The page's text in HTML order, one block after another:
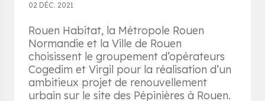
02 DÉC. 2021
Rouen Habitat, la Métropole Rouen
Normandie et la Ville de Rouen
choisissent le groupement d’opérateurs
Cogedim et Virgil pour la réalisation d’un
ambitieux projet de renouvellement
urbain sur le site des Pépinières à Rouen.